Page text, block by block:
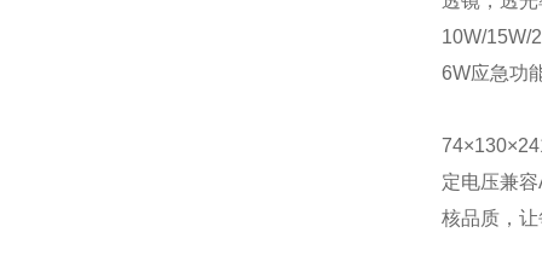
10W/15W/
6W应急功
定电压兼
核品质，